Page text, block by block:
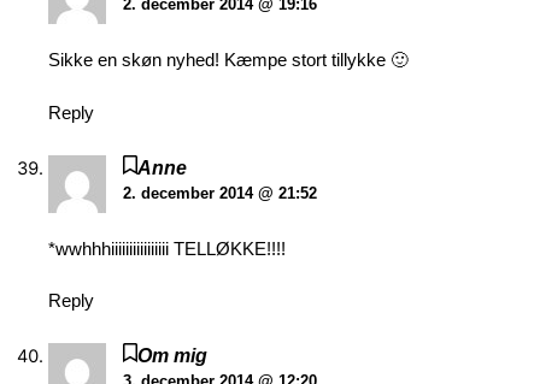
2. december 2014 @ 19:16
Sikke en skøn nyhed! Kæmpe stort tillykke 🙂
Reply
Anne
2. december 2014 @ 21:52
*wwhhhiiiiiiiiiiiiiiii TELLØKKE!!!!
Reply
Om mig